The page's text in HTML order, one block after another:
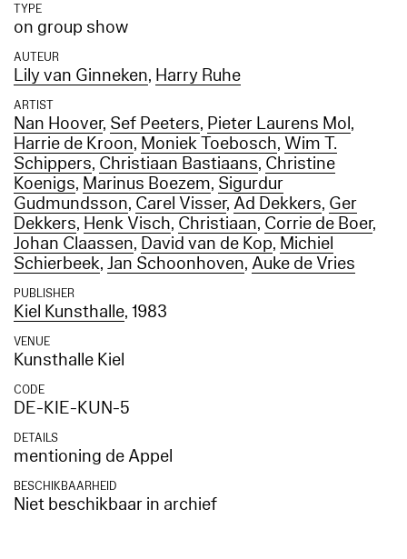
TYPE
on group show
AUTEUR
Lily van Ginneken, Harry Ruhe
ARTIST
Nan Hoover, Sef Peeters, Pieter Laurens Mol,
Harrie de Kroon, Moniek Toebosch, Wim T.
Schippers, Christiaan Bastiaans, Christine
Koenigs, Marinus Boezem, Sigurdur
Gudmundsson, Carel Visser,Ad Dekkers, Ger
Dekkers, Henk Visch, Christiaan, Corrie de Boer,
Johan Claassen, David van de Kop, Michiel
Schierbeek,Jan Schoonhoven,Auke de Vries
PUBLISHER
Kiel Kunsthalle, 1983
VENUE
Kunsthalle Kiel
CODE
DE-KIE-KUN-5
DETAILS
mentioning de Appel
BESCHIKBAARHEID
Niet beschikbaar in archief